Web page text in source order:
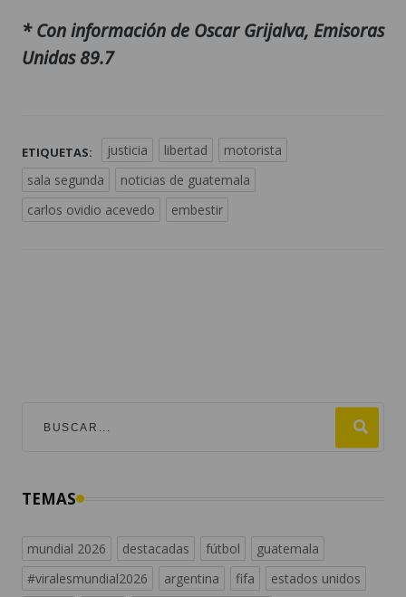
* Con información de Oscar Grijalva, Emisoras
Unidas 89.7
ETIQUETAS: justicia libertad
motorista
sala segunda
noticias de guatemala
carlos ovidio acevedo
embestir
mundial 2026
españa
messi noticias de guatemala